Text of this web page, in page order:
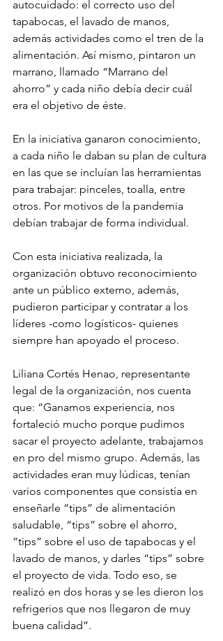
autocuidado: el correcto uso del
tapabocas, el lavado de manos,
además actividades como el tren de la
alimentación. Así mismo, pintaron un
marrano, llamado “Marrano del
ahorro” y cada niño debía decir cuál
era el objetivo de éste.
En la iniciativa ganaron conocimiento,
a cada niño le daban su plan de cultura
en las que se incluían las herramientas
para trabajar: pinceles, toalla, entre
otros. Por motivos de la pandemia
debían trabajar de forma individual.
Con esta iniciativa realizada, la
organización obtuvo reconocimiento
ante un público externo, además,
pudieron participar y contratar a los
líderes -como logísticos- quienes
siempre han apoyado el proceso.
Liliana Cortés Henao, representante
legal de la organización, nos cuenta
que: “Ganamos experiencia, nos
fortaleció mucho porque pudimos
sacar el proyecto adelante, trabajamos
en pro del mismo grupo. Además, las
actividades eran muy lúdicas, tenían
varios componentes que consistía en
enseñarle “tips” de alimentación
saludable, “tips” sobre el ahorro,
“tips” sobre el uso de tapabocas y el
lavado de manos, y darles “tips” sobre
el proyecto de vida. Todo eso, se
realizó en dos horas y se les dieron los
refrigerios que nos llegaron de muy
buena calidad”.